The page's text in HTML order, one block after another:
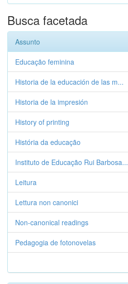
Busca facetada
Assunto
Educação feminina
Historia de la educación de las m...
Historia de la impresión
History of printing
História da educação
Instituto de Educação Rui Barbosa...
Leitura
Lettura non canonici
Non-canonical readings
Pedagogia de fotonovelas